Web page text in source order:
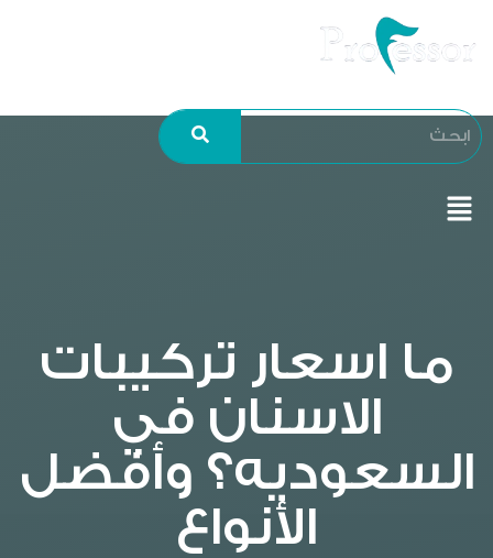
ما اسعار تركيبات
الاسنان في
السعوديه​؟ وأفضل
الأنواع